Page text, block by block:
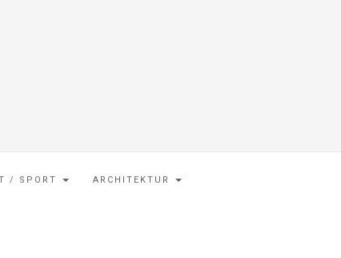
/ SPORT ARCHITEKTUR